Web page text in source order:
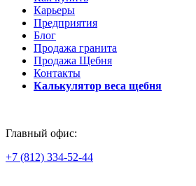
Карьеры
Предприятия
Блог
Продажа гранита
Продажа Щебня
Контакты
Калькулятор веса щебня
Главный офис:
+7 (812) 334-52-44